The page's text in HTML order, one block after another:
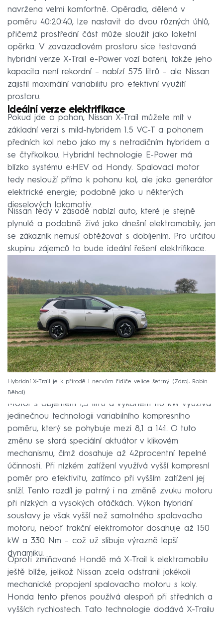
navržena velmi komfortně. Opěradla, dělená v
poměru 40:20:40, lze nastavit do dvou různých úhlů,
přičemž prostřední část může sloužit jako loketní
opěrka. V zavazadlovém prostoru sice testovaná
hybridní verze X-Trail e-Power vozí baterii, takže jeho
kapacita není rekordní – nabízí 575 litrů – ale Nissan
zajistil maximální variabilitu pro efektivní využití
prostoru.
Ideální verze elektrifikace
Pokud jde o pohon, Nissan X-Trail můžete mít v
základní verzi s mild-hybridem 1.5 VC-T a pohonem
předních kol nebo jako my s netradičním hybridem a
se čtyřkolkou. Hybridní technologie E-Power má
blízko systému e:HEV od Hondy. Spalovací motor
tedy neslouží přímo k pohonu kol, ale jako generátor
elektrické energie; podobně jako u některých
dieselových lokomotiv.
Nissan tedy v zásadě nabízí auto, které je stejně
plynulé a podobně živé jako dnešní elektromobily, jen
se zákazník nemusí obtěžovat s dobíjením. Pro určitou
skupinu zájemců to bude ideální řešení elektrifikace.
Hybridní X-Trail je k přírodě i nervům řidiče velice šetrný.
Zdroj: Robin
Běhal
Motor s objemem 1,5 litru a výkonem 116 kW využívá
jedinečnou technologii variabilního kompresního
poměru, který se pohybuje mezi 8,1 a 14:1. O tuto
změnu se stará speciální aktuátor v klikovém
mechanismu, čímž dosahuje až 42procentní tepelné
účinnosti. Při nízkém zatížení využívá vyšší kompresní
poměr pro efektivitu, zatímco při vyšším zatížení jej
sníží. Tento rozdíl je patrný i na změně zvuku motoru
při nízkých a vysokých otáčkách. Výkon hybridní
soustavy je však vyšší než samotného spalovacího
motoru, neboť trakční elektromotor dosahuje až 150
kW a 330 Nm – což už slibuje výrazně lepší
dynamiku.
Oproti zmiňované Hondě má X-Trail k elektromobilu
ještě blíže, jelikož Nissan zcela odstranil jakékoli
mechanické propojení spalovacího motoru s koly.
Honda tento přenos používá alespoň při středních a
vyšších rychlostech. Tato technologie dodává X-Trailu